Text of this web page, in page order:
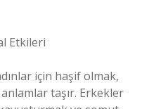
Etkileri
için haşif olmak,
taşır. Erkekler